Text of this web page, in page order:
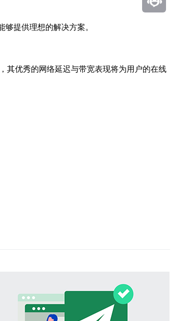
提供理想的解决方案。
其优秀的网络延迟与带宽表现将为用户的在线